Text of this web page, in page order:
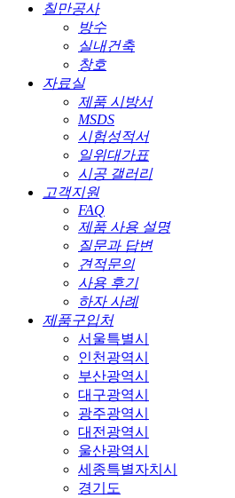
칠만공사
방수
실내건축
창호
자료실
제품 시방서
MSDS
시험성적서
일위대가표
시공 갤러리
고객지원
FAQ
제품 사용 설명
질문과 답변
견적문의
사용 후기
하자 사례
제품구입처
서울특별시
인천광역시
부산광역시
대구광역시
광주광역시
대전광역시
울산광역시
세종특별자치시
경기도